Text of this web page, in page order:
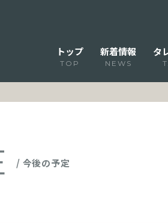
トップ
TOP
新着情報
NEWS
タ
/ 今後の予定